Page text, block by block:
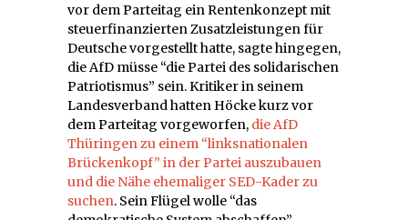
vor dem Parteitag ein Rentenkonzept mit
steuerfinanzierten Zusatzleistungen für
Deutsche vorgestellt hatte, sagte hingegen,
die AfD müsse “die Partei des solidarischen
Patriotismus” sein. Kritiker in seinem
Landesverband hatten Höcke kurz vor
dem Parteitag vorgeworfen, die AfD
Thüringen zu einem “linksnationalen
Brückenkopf” in der Partei auszubauen
und die Nähe ehemaliger SED-Kader zu
suchen. Sein Flügel wolle “das